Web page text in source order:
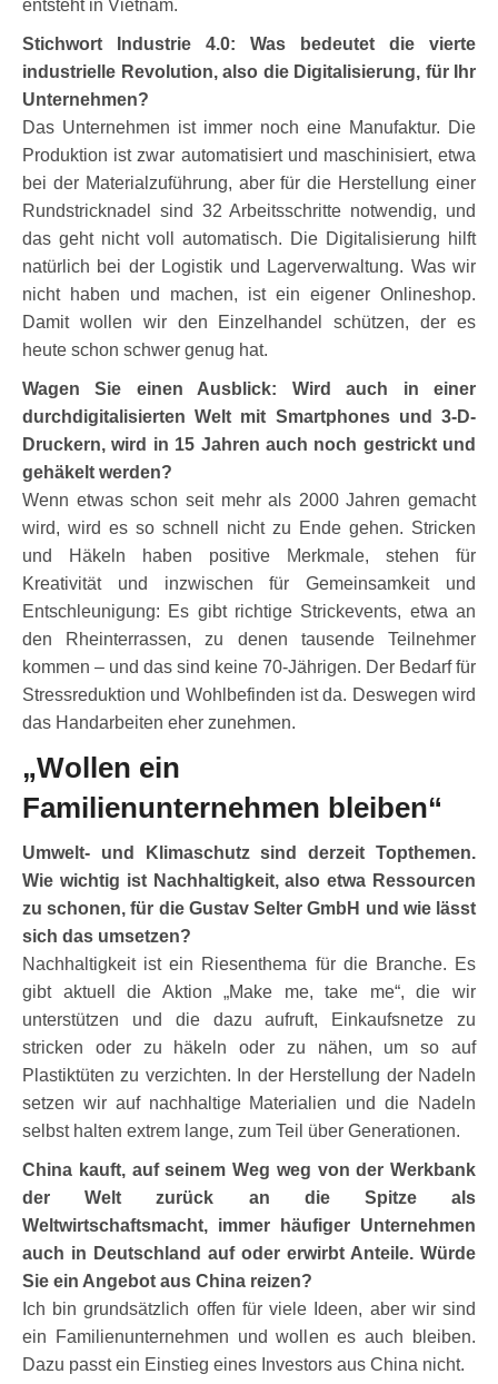
entsteht in Vietnam.
Stichwort Industrie 4.0: Was bedeutet die vierte
industrielle Revolution, also die Digitalisierung, für Ihr
Unternehmen?
Das Unternehmen ist immer noch eine Manufaktur. Die
Produktion ist zwar automatisiert und maschinisiert, etwa
bei der Materialzuführung, aber für die Herstellung einer
Rundstricknadel sind 32 Arbeitsschritte notwendig, und
das geht nicht voll automatisch. Die Digitalisierung hilft
natürlich bei der Logistik und Lagerverwaltung. Was wir
nicht haben und machen, ist ein eigener Onlineshop.
Damit wollen wir den Einzelhandel schützen, der es
heute schon schwer genug hat.
Wagen Sie einen Ausblick: Wird auch in einer
durchdigitalisierten Welt mit Smartphones und 3-D-
Druckern, wird in 15 Jahren auch noch gestrickt und
gehäkelt werden?
Wenn etwas schon seit mehr als 2000 Jahren gemacht
wird, wird es so schnell nicht zu Ende gehen. Stricken
und Häkeln haben positive Merkmale, stehen für
Kreativität und inzwischen für Gemeinsamkeit und
Entschleunigung: Es gibt richtige Strickevents, etwa an
den Rheinterrassen, zu denen tausende Teilnehmer
kommen – und das sind keine 70-Jährigen. Der Bedarf für
Stressreduktion und Wohlbefinden ist da. Deswegen wird
das Handarbeiten eher zunehmen.
„Wollen ein
Familienunternehmen bleiben“
Umwelt- und Klimaschutz sind derzeit Topthemen.
Wie wichtig ist Nachhaltigkeit, also etwa Ressourcen
zu schonen, für die Gustav Selter GmbH und wie lässt
sich das umsetzen?
Nachhaltigkeit ist ein Riesenthema für die Branche. Es
gibt aktuell die Aktion „Make me, take me“, die wir
unterstützen und die dazu aufruft, Einkaufsnetze zu
stricken oder zu häkeln oder zu nähen, um so auf
Plastiktüten zu verzichten. In der Herstellung der Nadeln
setzen wir auf nachhaltige Materialien und die Nadeln
selbst halten extrem lange, zum Teil über Generationen.
China kauft, auf seinem Weg weg von der Werkbank
der Welt zurück an die Spitze als
Weltwirtschaftsmacht, immer häufiger Unternehmen
auch in Deutschland auf oder erwirbt Anteile. Würde
Sie ein Angebot aus China reizen?
Ich bin grundsätzlich offen für viele Ideen, aber wir sind
ein Familienunternehmen und wollen es auch bleiben.
Dazu passt ein Einstieg eines Investors aus China nicht.